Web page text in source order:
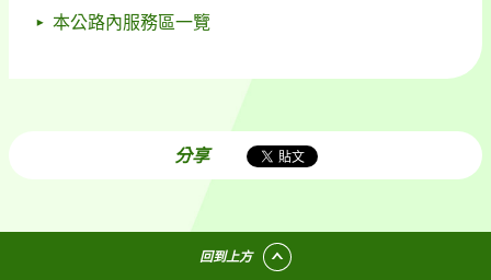
本公路內服務區一覽
分享
回到上方